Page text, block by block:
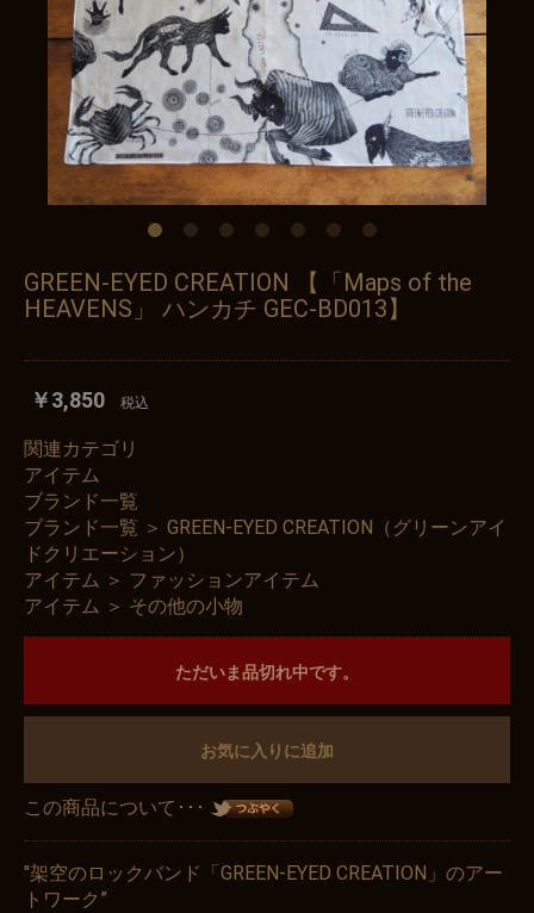
GREEN-EYED CREATION 【「Maps of the
HEAVENS」 ハンカチ GEC-BD013】
￥3,850 税込
関連カテゴリ
アイテム
ブランド一覧
ブランド一覧 ＞ GREEN-EYED CREATION（グリーンアイ
ドクリエーション）
アイテム ＞ ファッションアイテム
アイテム ＞ その他の小物
ただいま品切れ中です。
お気に入りに追加
この商品について･･･
"架空のロックバンド「GREEN-EYED CREATION」のアー
トワーク”